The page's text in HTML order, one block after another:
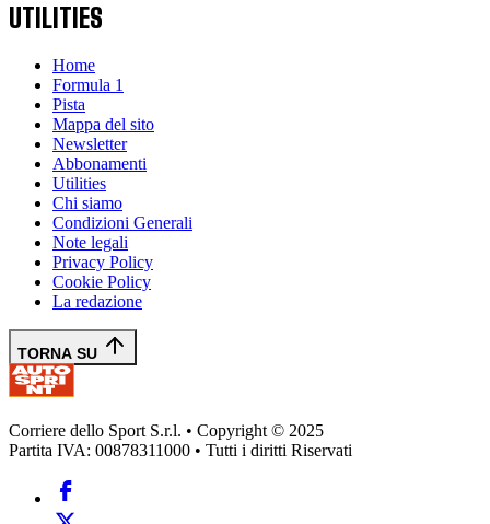
UTILITIES
Home
Formula 1
Pista
Mappa del sito
Newsletter
Abbonamenti
Utilities
Chi siamo
Condizioni Generali
Note legali
Privacy Policy
Cookie Policy
La redazione
TORNA SU
Corriere dello Sport S.r.l. • Copyright © 2025
Partita IVA: 00878311000 • Tutti i diritti Riservati